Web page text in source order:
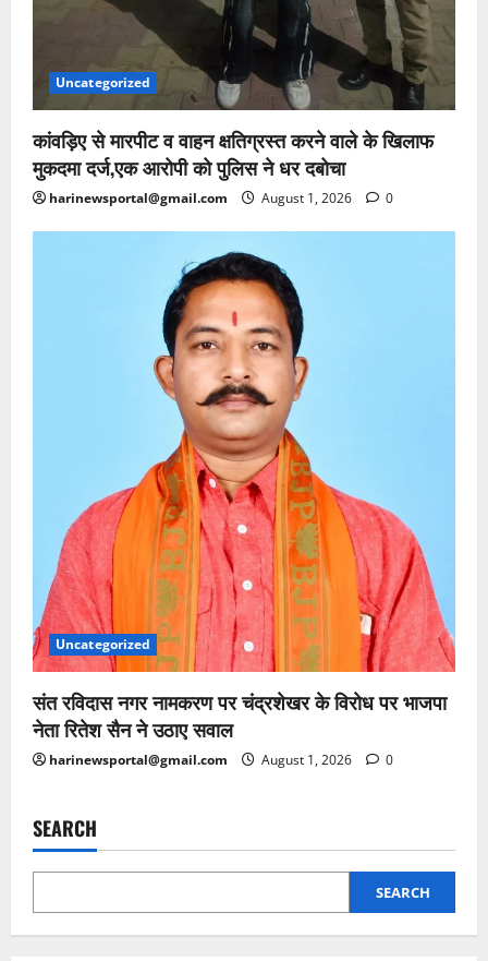
Uncategorized
कांवड़िए से मारपीट व वाहन क्षतिग्रस्त करने वाले के खिलाफ
मुकदमा दर्ज,एक आरोपी को पुलिस ने धर दबोचा
harinewsportal@gmail.com August 1, 2026 0
Uncategorized
संत रविदास नगर नामकरण पर चंद्रशेखर के विरोध पर भाजपा
नेता रितेश सैन ने उठाए सवाल
harinewsportal@gmail.com August 1, 2026 0
SEARCH
SEARCH